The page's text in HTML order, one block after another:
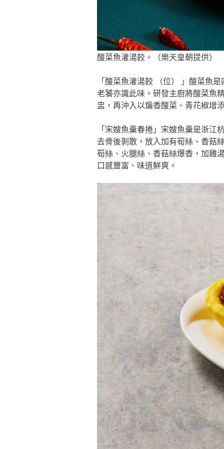
酸菜魚灌湯餃。（樂天皇朝提供）
「酸菜魚灌湯餃 （位） 」酸菜魚
老饕亦識此味。研發主廚將酸菜魚
盅，再沖入以煸香酸菜、青花椒增
「宋嫂魚羹春捲」宋嫂魚羹是浙
去骨後剝散，放入加有筍絲、香菇
筍絲、火腿絲、香菇絲爆香，加雞
口感豐富、味道鮮爽。